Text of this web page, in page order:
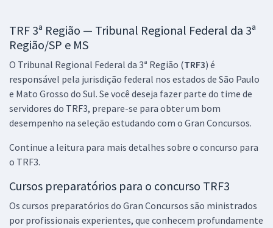
TRF 3ª Região — Tribunal Regional Federal da 3ª
Região/SP e MS
O Tribunal Regional Federal da 3ª Região (TRF3) é
responsável pela jurisdição federal nos estados de São Paulo
e Mato Grosso do Sul. Se você deseja fazer parte do time de
servidores do TRF3, prepare-se para obter um bom
desempenho na seleção estudando com o Gran Concursos.
Continue a leitura para mais detalhes sobre o concurso para
o TRF3.
Cursos preparatórios para o concurso TRF3
Os cursos preparatórios do Gran Concursos são ministrados
por profissionais experientes, que conhecem profundamente